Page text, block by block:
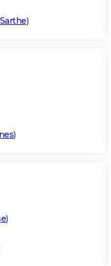
Sarthe)
)
)